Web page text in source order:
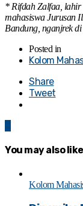
* Rifdah Zalfaa, lahir
mahasiswa Jurusan
Bandung, nganjrek
Posted in
Kolom
Share
Tweet
You may also like
Kolom